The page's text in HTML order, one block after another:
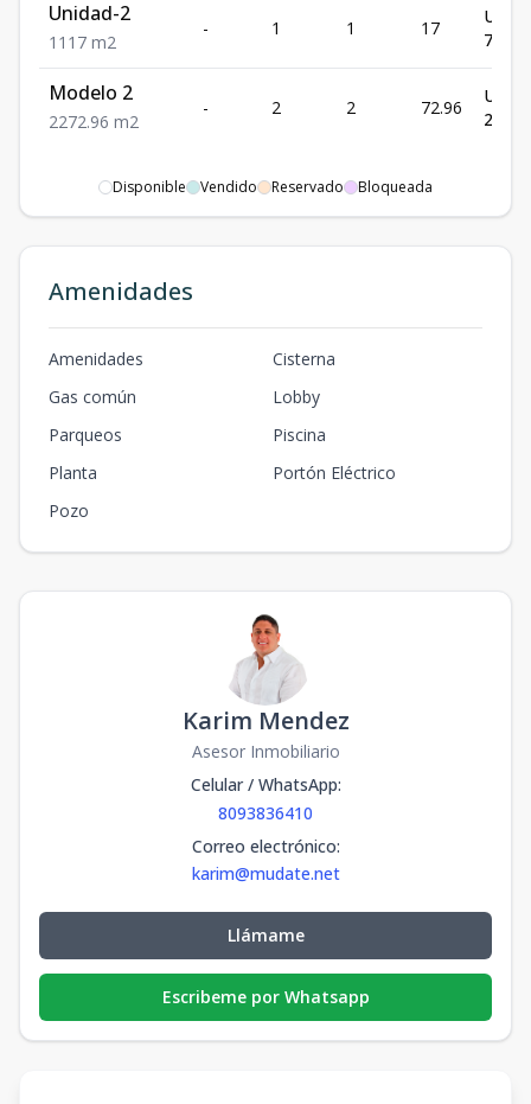
Unidad-2
1 1 17 m2
- 1 1 17
US$
Modelo 2
2272.96 m2
- 2 2 72.96
US$
Disponible Vendido Reservado Bloqueada
Amenidades
Amenidades
Cisterna
Gas común
Lobby
Parqueos
Piscina
Planta
Portón Eléctrico
Pozo
Karim Mendez
Asesor Inmobiliario
Celular / WhatsApp:
8093836410
Correo electrónico:
karim@mudate.net
Llámame
Escribeme por Whatsapp